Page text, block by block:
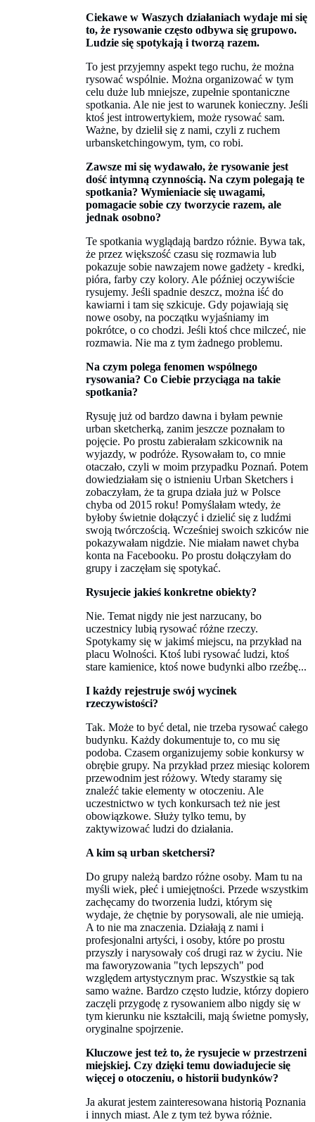
Ciekawe w Waszych działaniach wydaje mi się
to, że rysowanie często odbywa się grupowo.
Ludzie się spotykają i tworzą razem.
To jest przyjemny aspekt tego ruchu, że można
rysować wspólnie. Można organizować w tym
celu duże lub mniejsze, zupełnie spontaniczne
spotkania. Ale nie jest to warunek konieczny. Jeśli
ktoś jest introwertykiem, może rysować sam.
Ważne, by dzielił się z nami, czyli z ruchem
urbansketchingowym, tym, co robi.
Zawsze mi się wydawało, że rysowanie jest
dość intymną czynnością. Na czym polegają te
spotkania? Wymieniacie się uwagami,
pomagacie sobie czy tworzycie razem, ale
jednak osobno?
Te spotkania wyglądają bardzo różnie. Bywa tak,
że przez większość czasu się rozmawia lub
pokazuje sobie nawzajem nowe gadżety - kredki,
pióra, farby czy kolory. Ale później oczywiście
rysujemy. Jeśli spadnie deszcz, można iść do
kawiarni i tam się szkicuje. Gdy pojawiają się
nowe osoby, na początku wyjaśniamy im
pokrótce, o co chodzi. Jeśli ktoś chce milczeć, nie
rozmawia. Nie ma z tym żadnego problemu.
Na czym polega fenomen wspólnego
rysowania? Co Ciebie przyciąga na takie
spotkania?
Rysuję już od bardzo dawna i byłam pewnie
urban sketcherką, zanim jeszcze poznałam to
pojęcie. Po prostu zabierałam szkicownik na
wyjazdy, w podróże. Rysowałam to, co mnie
otaczało, czyli w moim przypadku Poznań. Potem
dowiedziałam się o istnieniu Urban Sketchers i
zobaczyłam, że ta grupa działa już w Polsce
chyba od 2015 roku! Pomyślałam wtedy, że
byłoby świetnie dołączyć i dzielić się z ludźmi
swoją twórczością. Wcześniej swoich szkiców nie
pokazywałam nigdzie. Nie miałam nawet chyba
konta na Facebooku. Po prostu dołączyłam do
grupy i zaczęłam się spotykać.
Rysujecie jakieś konkretne obiekty?
Nie. Temat nigdy nie jest narzucany, bo
uczestnicy lubią rysować różne rzeczy.
Spotykamy się w jakimś miejscu, na przykład na
placu Wolności. Ktoś lubi rysować ludzi, ktoś
stare kamienice, ktoś nowe budynki albo rzeźbę...
I każdy rejestruje swój wycinek
rzeczywistości?
Tak. Może to być detal, nie trzeba rysować całego
budynku. Każdy dokumentuje to, co mu się
podoba. Czasem organizujemy sobie konkursy w
obrębie grupy. Na przykład przez miesiąc kolorem
przewodnim jest różowy. Wtedy staramy się
znaleźć takie elementy w otoczeniu. Ale
uczestnictwo w tych konkursach też nie jest
obowiązkowe. Służy tylko temu, by
zaktywizować ludzi do działania.
A kim są urban sketchersi?
Do grupy należą bardzo różne osoby. Mam tu na
myśli wiek, płeć i umiejętności. Przede wszystkim
zachęcamy do tworzenia ludzi, którym się
wydaje, że chętnie by porysowali, ale nie umieją.
A to nie ma znaczenia. Działają z nami i
profesjonalni artyści, i osoby, które po prostu
przyszły i narysowały coś drugi raz w życiu. Nie
ma faworyzowania "tych lepszych" pod
względem artystycznym prac. Wszystkie są tak
samo ważne. Bardzo często ludzie, którzy dopiero
zaczęli przygodę z rysowaniem albo nigdy się w
tym kierunku nie kształcili, mają świetne pomysły,
oryginalne spojrzenie.
Kluczowe jest też to, że rysujecie w przestrzeni
miejskiej. Czy dzięki temu dowiadujecie się
więcej o otoczeniu, o historii budynków?
Ja akurat jestem zainteresowana historią Poznania
i innych miast. Ale z tym też bywa różnie.